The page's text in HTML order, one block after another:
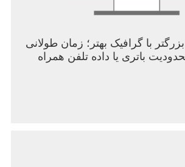
با گرافیک بهتر؛ زمان طولانی